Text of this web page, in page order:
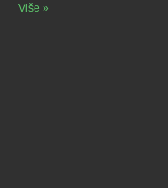
Više »